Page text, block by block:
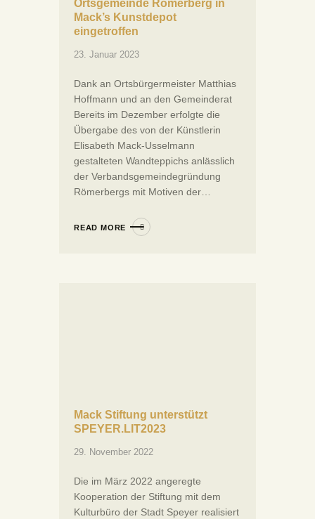
Ortsgemeinde Römerberg in
Mack’s Kunstdepot
eingetroffen
23. Januar 2023
Dank an Ortsbürgermeister Matthias
Hoffmann und an den Gemeinderat
Bereits im Dezember erfolgte die
Übergabe des von der Künstlerin
Elisabeth Mack-Usselmann
gestalteten Wandteppichs anlässlich
der Verbandsgemeindegründung
Römerbergs mit Motiven der…
READ MORE
Mack Stiftung unterstützt
SPEYER.LIT2023
29. November 2022
Die im März 2022 angeregte
Kooperation der Stiftung mit dem
Kulturbüro der Stadt Speyer realisiert